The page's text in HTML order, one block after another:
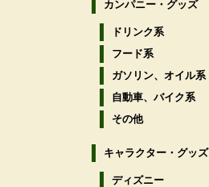
カンパニー・グッズ
ドリンク系
フード系
ガソリン、オイル系
自動車、バイク系
その他
キャラクター・グッズ
ディズニー